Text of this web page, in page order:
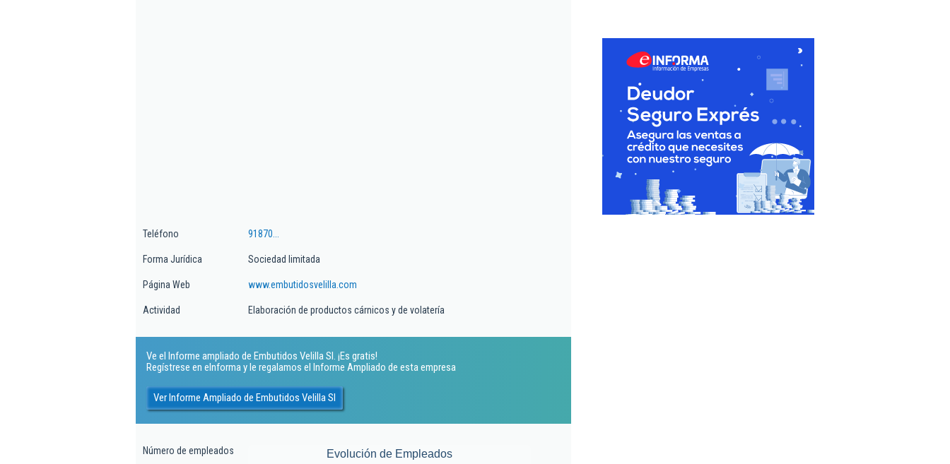
Teléfono 91870...
Forma Jurídica Sociedad limitada
Página Web www.embutidosvelilla.com
Actividad Elaboración de productos cárnicos y de volatería
Ve el Informe ampliado de Embutidos Velilla Sl. ¡Es gratis!
Regístrese en eInforma y le regalamos el Informe Ampliado de esta empresa
Ver Informe Ampliado de Embutidos Velilla Sl
Número de empleados Evolución de Empleados